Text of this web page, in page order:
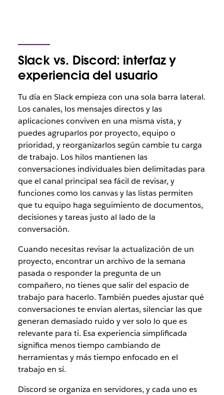
Slack vs. Discord: interfaz y
experiencia del usuario
Tu día en Slack empieza con una sola barra lateral.
Los canales, los mensajes directos y las
aplicaciones conviven en una misma vista, y
puedes agruparlos por proyecto, equipo o
prioridad, y reorganizarlos según cambie tu carga
de trabajo. Los hilos mantienen las
conversaciones individuales bien delimitadas para
que el canal principal sea fácil de revisar, y
funciones como los canvas y las listas permiten
que tu equipo haga seguimiento de documentos,
decisiones y tareas justo al lado de la
conversación.
Cuando necesitas revisar la actualización de un
proyecto, encontrar un archivo de la semana
pasada o responder la pregunta de un
compañero, no tienes que salir del espacio de
trabajo para hacerlo. También puedes ajustar qué
conversaciones te envían alertas, silenciar las que
generan demasiado ruido y ver solo lo que es
relevante para ti. Esa experiencia simplificada
significa menos tiempo cambiando de
herramientas y más tiempo enfocado en el
trabajo en sí.
Discord se organiza en servidores, y cada uno es